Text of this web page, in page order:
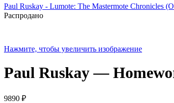
Paul Ruskay - Lumote: The Mastermote Chronicles
Распродано
Нажмите, чтобы увеличить изображение
Paul Ruskay —
9890 ₽